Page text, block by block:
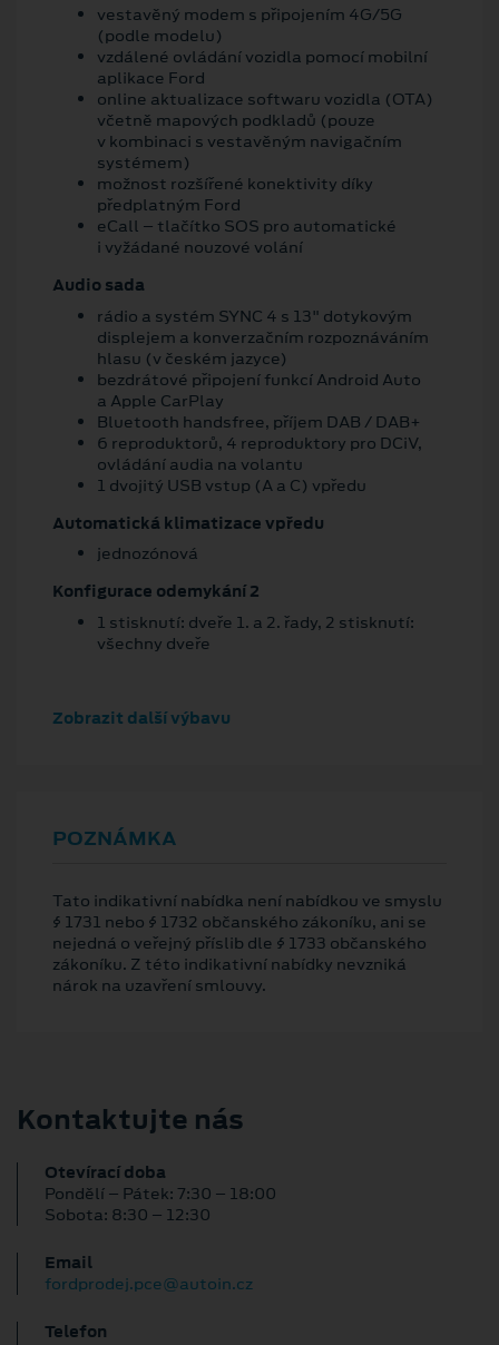
vestavěný modem s připojením 4G/5G
(podle modelu)
vzdálené ovládání vozidla pomocí mobilní
aplikace Ford
online aktualizace softwaru vozidla (OTA)
včetně mapových podkladů (pouze
v kombinaci s vestavěným navigačním
systémem)
možnost rozšířené konektivity díky
předplatným Ford
eCall – tlačítko SOS pro automatické
i vyžádané nouzové volání
Audio sada
rádio a systém SYNC 4 s 13" dotykovým
displejem a konverzačním rozpoznáváním
hlasu (v českém jazyce)
bezdrátové připojení funkcí Android Auto
a Apple CarPlay
Bluetooth handsfree, příjem DAB / DAB+
6 reproduktorů, 4 reproduktory pro DCiV,
ovládání audia na volantu
1 dvojitý USB vstup (A a C) vpředu
Automatická klimatizace vpředu
jednozónová
Konfigurace odemykání 2
1 stisknutí: dveře 1. a 2. řady, 2 stisknutí:
všechny dveře
Zobrazit další výbavu
POZNÁMKA
Tato indikativní nabídka není nabídkou ve smyslu
§ 1731 nebo § 1732 občanského zákoníku, ani se
nejedná o veřejný příslib dle § 1733 občanského
zákoníku. Z této indikativní nabídky nevzniká
nárok na uzavření smlouvy.
Kontaktujte nás
Otevírací doba
Pondělí – Pátek: 7:30 – 18:00
Sobota: 8:30 – 12:30
Email
fordprodej.pce@autoin.cz
Telefon